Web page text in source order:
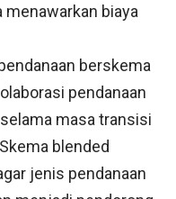
biaya
berskema
pendanaan
masa transisi
blended
jenis pendanaan